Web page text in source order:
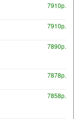
7910р.
7910р.
7890р.
7878р.
7858р.